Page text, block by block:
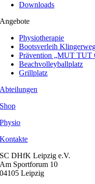
Downloads
Angebote
Physiotherapie
Bootsverleih
Prävention „MUT TUT
Beachvolleyballplatz
Grillplatz
Abteilungen
Shop
Physio
Kontakte
SC DHfK Leipzig e.V.
Am Sportforum 10
04105 Leipzig